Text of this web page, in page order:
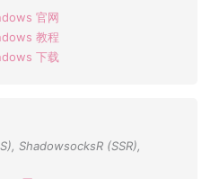
官网
教程
下载
, ShadowsocksR (SSR),